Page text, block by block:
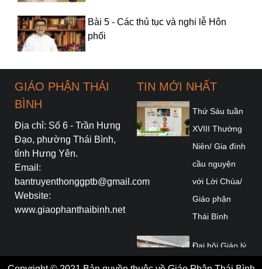
Bài 5 - Các thủ tục và nghi lễ Hôn
phối
Bài 6 - Sống thời kỳ đính hôn
Bài 7 - Tình yêu và tình dục trong
Bài 8 - Hòa hợp trong đời sống vợ
chồng
Bài 9 - Hòa hợp vợ chồng - Triền nở
GIÁO PHẬN THÁI
BÌNH
Địa chỉ: Số 6 - Trần Hưng
Đạo, phường Thái Bình,
tỉnh Hưng Yên.
Email:
bantruyenthonggptb@gmail.com
Website:
www.giaophanthaibinh.net
TIN MỚI NHẤT
Thứ Sáu tuần
XVIII Thường
Niên/ Gia đình
cầu nguyện
với Lời Chúa/
Giáo phận
Thái Bình
Đại hội Giáo lý
Toàn quốc lần